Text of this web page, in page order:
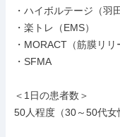
・ハイボルテージ（羽
・楽トレ（EMS）
・MORACT（筋膜リリ
・SFMA　　　　　　
＜1日の患者数＞
50人程度（30～50代女